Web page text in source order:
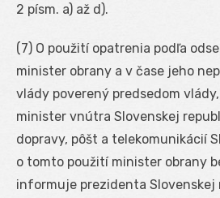
2 písm. a) až d).
(7) O použití opatrenia podľa
minister obrany a v čase jeho
vlády poverený predsedom
minister vnútra Slovenskej
dopravy, pôšt a telekomunikácií
o tomto použití minister obrany
informuje prezidenta Slovenskej